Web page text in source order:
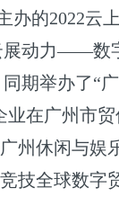
办的2022云
展动力——数
期举办了“
业在广州市
州休闲与娱
技全球数字